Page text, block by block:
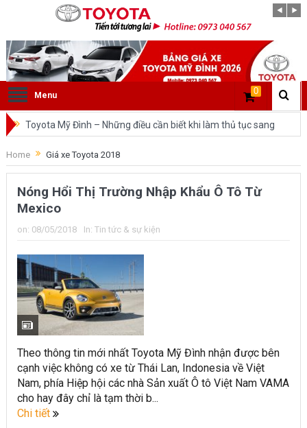
Menu 0
Toyota Mỹ Đình – Những điều cần biết khi làm thủ tục sang
tên ô tô trong cùng tỉnh.
So sánh Toyota Veloz Cross và Toyota Innova: Nên chọn xe
nào?
Đánh giá tổng quan về xe Toyota Veloz Cross 2022 HOT
Những dòng xe của Toyota đang chiếm lĩnh tại thị trường
Việt Nam?
Toyota Việt Nam chính thức ra mắt Toyota Fortuner 2022 và
Land cruiser 2022 phiên bản mới
Toyota Raize phân khúc SUV cỡ nhỏ mới hứa hẹn nhiều đột
phá
“Bật mí” những thay đổi của Toyota Land Cruiser 2021 vừa
Home Giá xe Toyota 2018
Nóng Hổi Thị Trường Nhập Khẩu Ô Tô Từ
Mexico
on: 08/05/2018 In: Tin tức & sự kiện
Theo thông tin mới nhất Toyota Mỹ Đình nhận được bên
cạnh việc không có xe từ Thái Lan, Indonesia về Việt
Nam, phía Hiệp hội các nhà Sản xuất Ô tô Việt Nam VAMA
cho hay đây chỉ là tạm thời b...
Chi tiết